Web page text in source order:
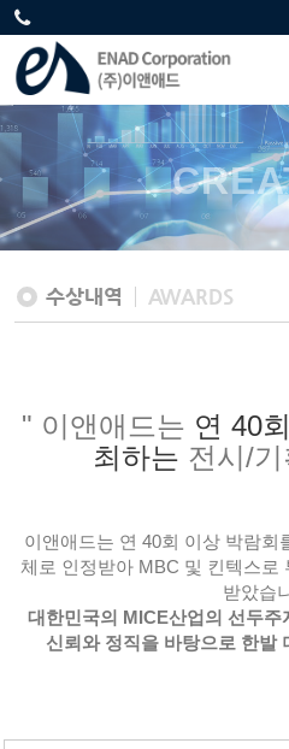
수상내역 AWARDS
" 이앤애드는 연 40
최하는 전시/
이앤애드는 연 40회 이상 박람회
체로 인정받아 MBC 및 킨텍스로
받았습
대한민국의 MICE산업의 선두주
신뢰와 정직을 바탕으로 한발